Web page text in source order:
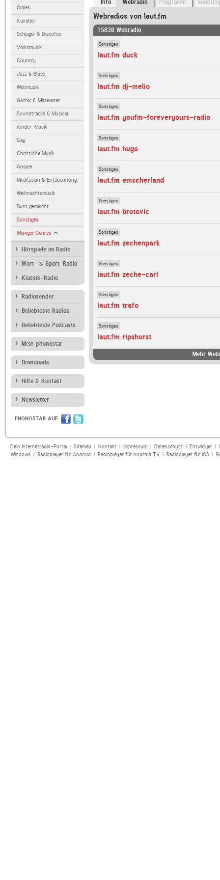
Oldies
Künstler
Schlager & Discofox
Volksmusik
Country
Jazz & Blues
Weltmusik
Gothic & Mittelalter
Soundtracks & Musical
Kinder-Musik
Gay
Christliche Musik
Gospel
Meditation & Entspannung
Weihnachtsmusik
Bunt gemischt
Sonstiges
Weniger Genres
Hörspiele im Radio
Wort- & Sport-Radio
Klassik-Radio
Radiosender
Beliebteste Radios
Beliebteste Podcasts
Mein phonostar
Downloads
Hilfe & Kontakt
Newsletter
PHONOSTAR AUF
Info Webradio Programm
Webradios von laut.fm
15838 Webradio
Sonstiges
laut.fm duck
Sonstiges
laut.fm dj-melio
Sonstiges
laut.fm youfm-foreveryours-radio
Sonstiges
laut.fm hugo
Sonstiges
laut.fm emscherland
Sonstiges
laut.fm brotovic
Sonstiges
laut.fm zechenpark
Sonstiges
laut.fm zeche-carl
Sonstiges
laut.fm trafo
Sonstiges
laut.fm ripshorst
Mehr
Dein Internetradio-Portal : Sitemap| Kontakt| Impressum| Datenschutz| Entwickler|
Windows| Radioplayer für Android| Radioplayer für Android TV| Radioplayer für iOS|